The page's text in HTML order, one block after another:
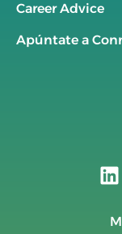
Career Advice
Apúntate a